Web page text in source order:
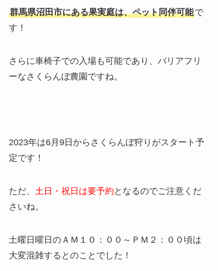
群馬県沼田市にある果実庭は、ペット同伴可能で
す！
さらに車椅子での入場も可能であり、バリアフリ
ーなさくらんぼ農園ですね。
2023年は6月9日からさくらんぼ狩りがスタート予
定です！
ただ、 土日・祝日は要予約 となるのでご注意くだ
さいね。
土曜日曜日のＡＭ１０：００～ＰＭ２：００頃は
大変混雑するとのことでした！